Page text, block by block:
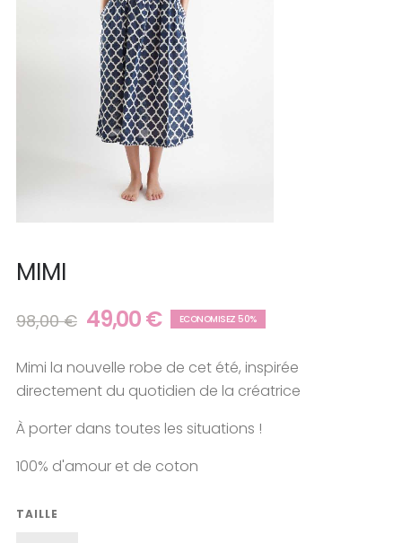
MIMI
98,00 € 49,00 € ECONOMISEZ 50%
Mimi la nouvelle robe de cet été, inspirée
directement du quotidien de la créatrice
À porter dans toutes les situations !
100% d'amour et de coton
TAILLE